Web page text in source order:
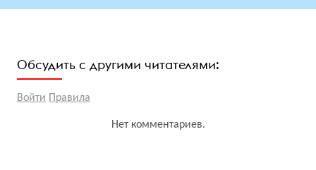
Обсудить с другими читателями:
Войти Правила
Нет комментариев.